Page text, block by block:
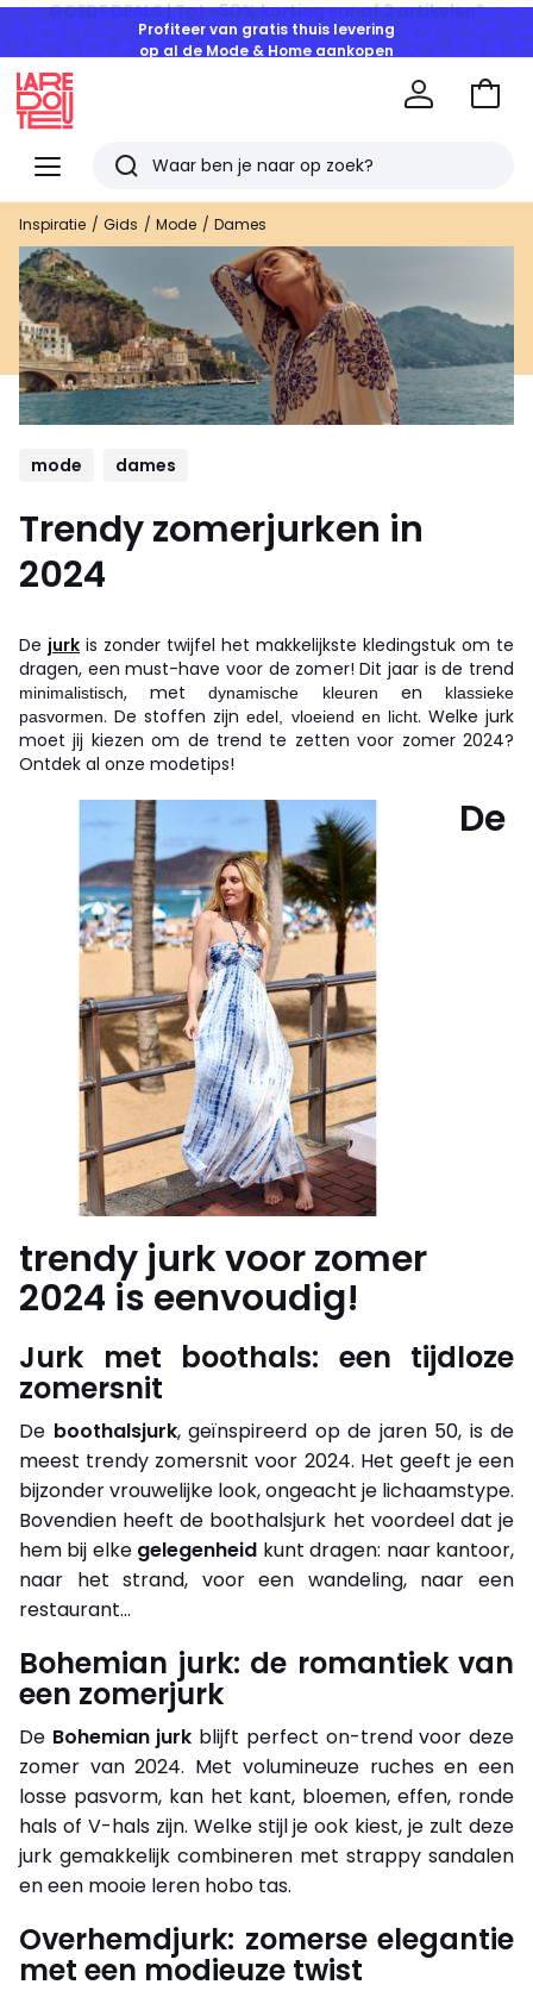
Profiteer van gratis thuis levering
op al de Mode & Home aankopen
Menu
Redoute
Zoeken
Laatst
bekeken
artikelen
Naar
Inspiratie Gids Mode Dames
mode dames
Trendy zomerjurken in
2024
De jurk is zonder twijfel het makkelijkste kledingstuk om te
dragen, een must-have voor de zomer! Dit jaar is de trend
minimalistisch, met dynamische kleuren en
klassieke
pasvormen. De stoffen zijnedel, vloeiend en licht. Welke jurk
moet jij kiezen om de trend te zetten voor zomer 2024?
Ontdek al onze modetips!
De
trendy jurk voor zomer
2024 is eenvoudig!
Jurk met boothals: een tijdloze
zomersnit
De boothalsjurk, geïnspireerd op de jaren 50, is de
meest trendy zomersnit voor 2024. Het geeft je een
bijzonder vrouwelijke look, ongeacht je lichaamstype.
Bovendien heeft de boothalsjurk het voordeel dat je
hem bij elke gelegenheid kunt dragen: naar kantoor,
naar het strand, voor een wandeling, naar een
restaurant...
Bohemian jurk: de romantiek van
een zomerjurk
De Bohemian jurk blijft perfect on-trend voor deze
zomer van 2024. Met volumineuze ruches en een
losse pasvorm, kan het kant, bloemen, effen, ronde
hals of V-hals zijn. Welke stijl je ook kiest, je zult deze
jurk gemakkelijk combineren met strappy sandalen
en een mooie leren hobo tas.
Overhemdjurk: zomerse elegantie
met een modieuze twist